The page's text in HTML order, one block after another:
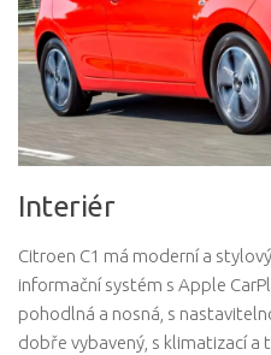
Interiér
Citroen C1 má moderní a
informační systém s Apple
pohodlná a nosná, s
dobře vybavený, s klimatizací